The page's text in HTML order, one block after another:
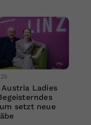
Austria Ladies
setzt neue